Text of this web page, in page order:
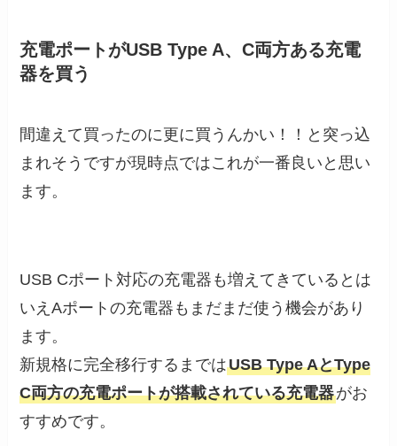
充電ポートがUSB Type A、C両方ある充電
器を買う
間違えて買ったのに更に買うんかい！！と突っ込
まれそうですが現時点ではこれが一番良いと思い
ます。
USB Cポート対応の充電器も増えてきているとは
いえAポートの充電器もまだまだ使う機会があり
ます。
新規格に完全移行するまではUSB Type AとType
C両方の充電ポートが搭載されている充電器がお
すすめです。